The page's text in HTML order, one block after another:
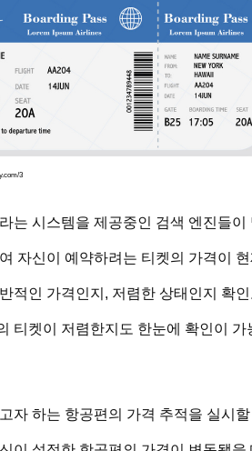
3
는 시스템을 제공중인 검색 엔진들이
자신이 예약하려는 티켓의 가격이
적인 가격인지, 저렴한 상태인지 확
티켓이 저렴한지도 한눈에 확인이 가
자 하는 항공편의 가격 추적을 실시